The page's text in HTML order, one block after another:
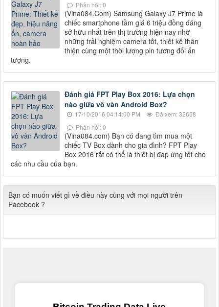
Phản hồi: 0
(Vina084.Com) Samsung Galaxy J7 Prime là
chiếc smartphone tầm giá 6 triệu đồng đáng
sở hữu nhất trên thị trường hiện nay nhờ
những trải nghiệm camera tốt, thiết kế thân
thiện cùng một thời lượng pin tương đối ấn
tượng.
Đánh giá FPT Play Box 2016: Lựa chọn
nào giữa vô vàn Android Box?
17/10/2016 04:14:00 PM
Đã xem: 32658
Phản hồi: 0
(Vina084.com) Bạn có đang tìm mua một
chiếc TV Box dành cho gia đình? FPT Play
Box 2016 rất có thể là thiết bị đáp ứng tốt cho
các nhu cầu của bạn.
Bạn có muốn viết gì về điều này cùng với mọi người trên
Facebook ?